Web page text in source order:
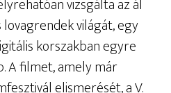
vizsgálta az ál
világát, egy
korszakban egyre
A filmet, amely már
elismerését, a V.